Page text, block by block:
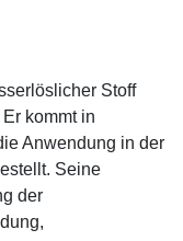
Stoff
kommt in
Anwendung in der
Seine
der